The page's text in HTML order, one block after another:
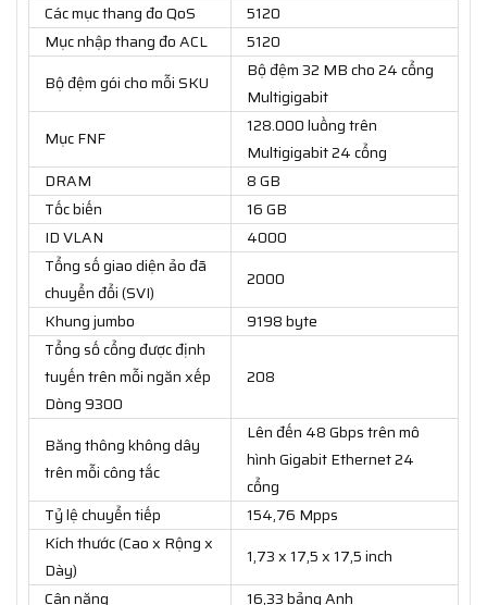
Các mục thang đo QoS
5120
Mục nhập thang đo ACL
5120
Bộ đệm gói cho mỗi SKU
Bộ đệm 32 MB cho 24 cổng
Multigigabit
Mục FNF
128.000 luồng trên
Multigigabit 24 cổng
DRAM
8 GB
Tốc biến
16 GB
ID VLAN
4000
Tổng số giao diện ảo đã
chuyển đổi (SVI)
2000
Khung jumbo
9198 byte
Tổng số cổng được định
tuyến trên mỗi ngăn xếp
Dòng 9300
208
Băng thông không dây
trên mỗi công tắc
Lên đến 48 Gbps trên mô
hình Gigabit Ethernet 24
cổng
Tỷ lệ chuyển tiếp
154,76 Mpps
Kích thước (Cao x Rộng x
Dày)
1,73 x 17,5 x 17,5 inch
Cân nặng
16,33 bảng Anh